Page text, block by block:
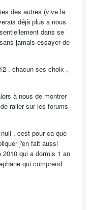
des autres (vive la
déjà plus a nous
dans se
jamais essayer de
, chacun ses choix ,
à nous de montrer
raller sur les forums
, cest pour ca que
j'en fait aussi
qui a dormis 1 an
qui comprend